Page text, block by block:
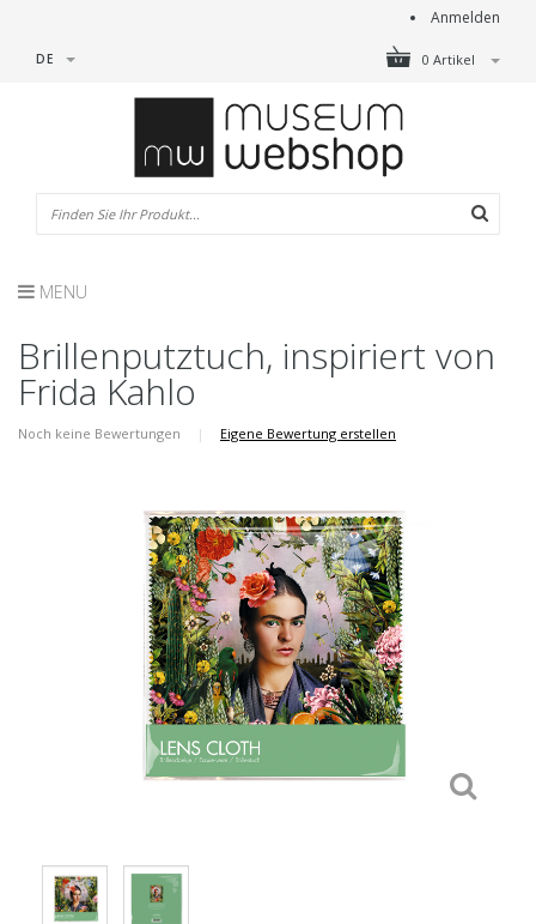
Anmelden
0 Artikel
DE
MENU
Brillenputztuch, inspiriert von
Frida Kahlo
Noch keine Bewertungen | Eigene Bewertung erstellen